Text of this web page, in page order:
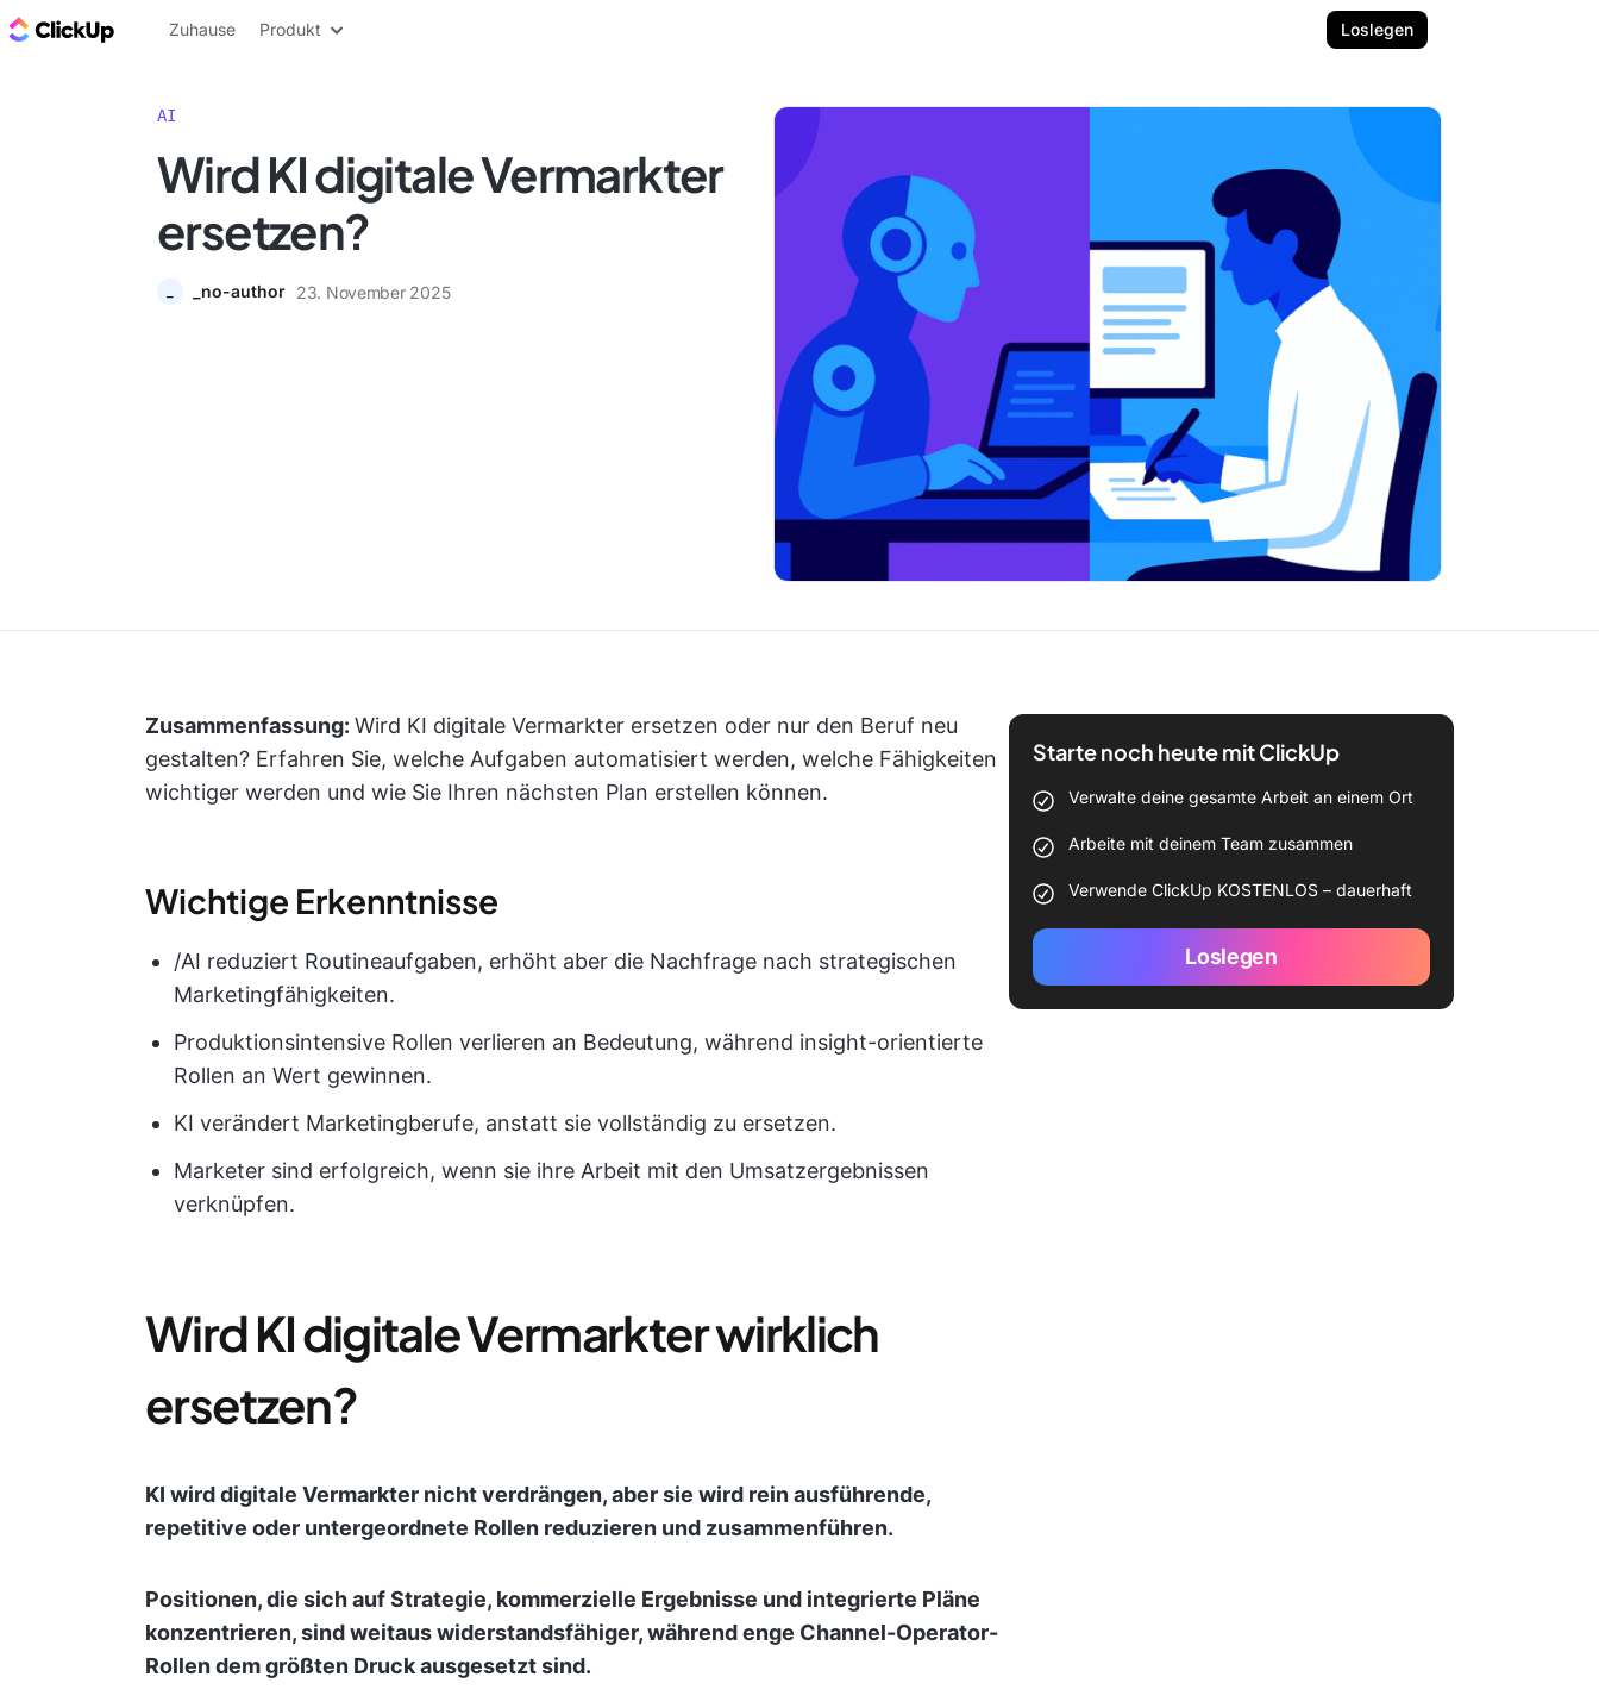
ClickUp Blog
Zuhause Produkt Loslegen
AI
Wird KI digitale Vermarkter
ersetzen?
_no-author 23. November 2025
Zusammenfassung: Wird KI digitale Vermarkter ersetzen oder nur den Beruf neu
gestalten? Erfahren Sie, welche Aufgaben automatisiert werden, welche Fähigkeiten
wichtiger werden und wie Sie Ihren nächsten Plan erstellen können.
Wichtige Erkenntnisse
/AI reduziert Routineaufgaben, erhöht aber die Nachfrage nach strategischen
Marketingfähigkeiten.
Produktionsintensive Rollen verlieren an Bedeutung, während insight-orientierte
Rollen an Wert gewinnen.
KI verändert Marketingberufe, anstatt sie vollständig zu ersetzen.
Marketer sind erfolgreich, wenn sie ihre Arbeit mit den Umsatzergebnissen
verknüpfen.
Wird KI digitale Vermarkter wirklich
ersetzen?
KI wird digitale Vermarkter nicht verdrängen, aber sie wird rein ausführende,
repetitive oder untergeordnete Rollen reduzieren und zusammenführen.
Positionen, die sich auf Strategie, kommerzielle Ergebnisse und integrierte Pläne
konzentrieren, sind weitaus widerstandsfähiger, während enge Channel-Operator-
Rollen dem größten Druck ausgesetzt sind.
Starte noch heute mit ClickUp
Verwalte deine gesamte Arbeit an einem Ort
Arbeite mit deinem Team zusammen
Verwende ClickUp KOSTENLOS – dauerhaft
Loslegen